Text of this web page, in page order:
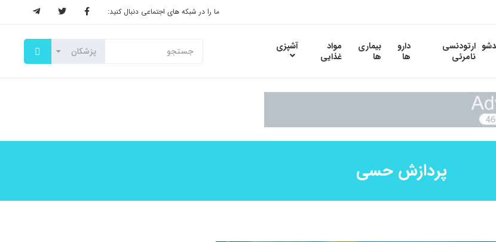
ما را در شبکه های اجتماعی دنبال کنید:
ارتودنسی
نامرئی
دارو
ها
بیماری
ها
مواد
غذایی
آشپزی
پردازش حسی